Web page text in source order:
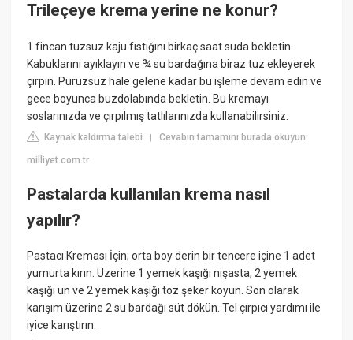
Trileçeye krema yerine ne konur?
1 fincan tuzsuz kaju fıstığını birkaç saat suda bekletin.
Kabuklarını ayıklayın ve ¾ su bardağına biraz tuz ekleyerek
çırpın. Pürüzsüz hale gelene kadar bu işleme devam edin ve
gece boyunca buzdolabında bekletin. Bu kremayı
soslarınızda ve çırpılmış tatlılarınızda kullanabilirsiniz.
Kaynak kaldırma talebi |Cevabın tamamını burada okuyun:
milliyet.com.tr
Pastalarda kullanılan krema nasıl
yapılır?
Pastacı Kreması İçin; orta boy derin bir tencere içine 1 adet
yumurta kırın. Üzerine 1 yemek kaşığı nişasta, 2 yemek
kaşığı un ve 2 yemek kaşığı toz şeker koyun. Son olarak
karışım üzerine 2 su bardağı süt dökün. Tel çırpıcı yardımı ile
iyice karıştırın.